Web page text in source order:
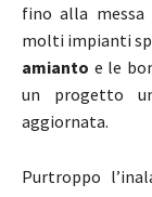
fino alla messa
molti impianti
amianto e le
un progetto
aggiornata.
Purtroppo